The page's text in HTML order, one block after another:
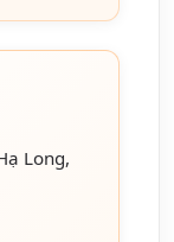
Long,